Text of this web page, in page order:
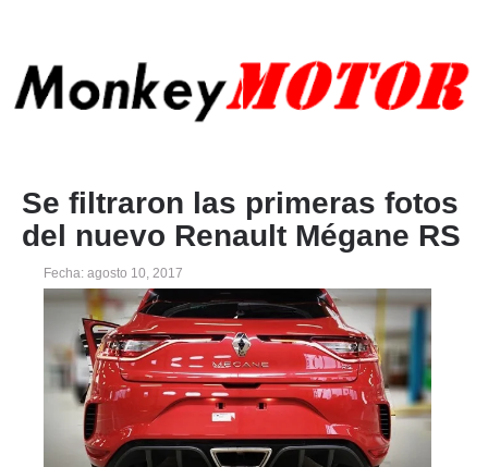
Se filtraron las primeras fotos
del nuevo Renault Mégane RS
Fecha: agosto 10, 2017